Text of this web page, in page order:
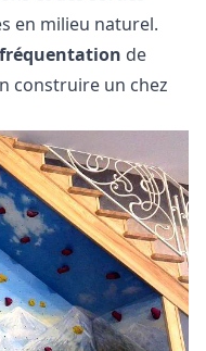
en milieu naturel.
de
construire un chez